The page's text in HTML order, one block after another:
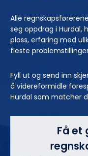
Alle
seg oppdrag i Hurdal,
plass, erfaring med
fleste
Fyll ut og send inn
å videreformidle
Hurdal som matcher
Få et